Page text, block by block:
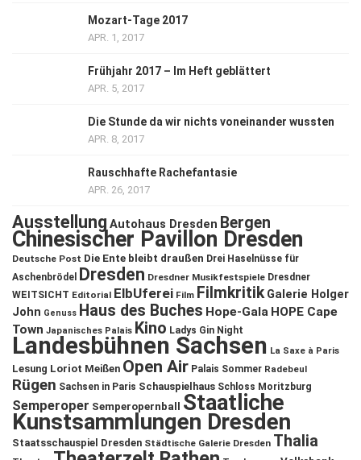
Mozart-Tage 2017
APR. 1, 2017
Frühjahr 2017 – Im Heft geblättert
APR. 5, 2017
Die Stunde da wir nichts voneinander wussten
APR. 8, 2017
Rauschhafte Rachefantasie
APR. 26, 2017
Ausstellung Autohaus Dresden Bergen
Chinesischer Pavillon Dresden
Deutsche Post Die Ente bleibt draußen Drei Haselnüsse für
Aschenbrödel
Dresden Dresdner Musikfestspiele Dresdner
WEITSICHT Editorial ElbUferei Film Filmkritik Galerie Holger
John Genuss Haus des Buches Hope-Gala HOPE Cape
Town Japanisches Palais Kino Ladys Gin Night
Landesbühnen Sachsen La Saxe à Paris
Lesung Loriot Meißen Open Air Palais Sommer Radebeul
Rügen Sachsen in Paris Schauspielhaus Schloss Moritzburg
Semperoper Semperopernball Staatliche
Kunstsammlungen Dresden
Staatsschauspiel Dresden Städtische Galerie Dresden Thalia